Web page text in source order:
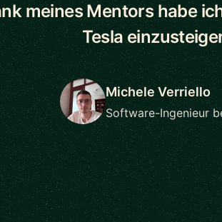
meines Mentors habe
Tesla
Michele Verriello
Software-Ingenieur